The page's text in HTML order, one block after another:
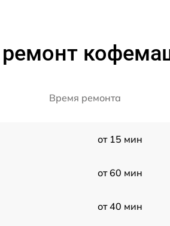
Время ремонта
от 15 мин
от 60 мин
от 40 мин